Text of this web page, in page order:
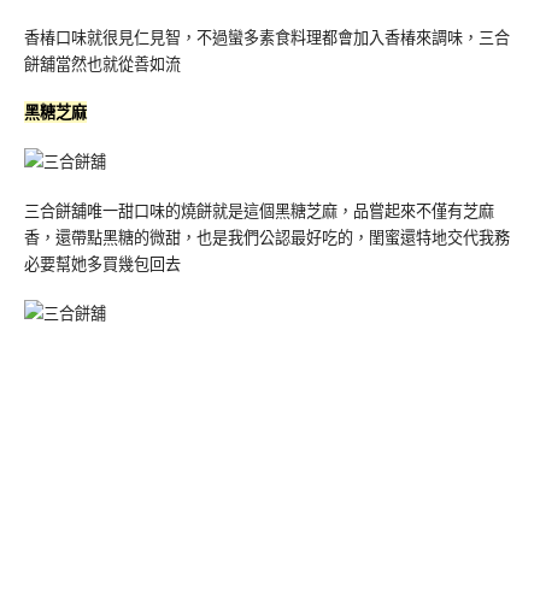
香椿口味就很見仁見智，不過蠻多素食料理都會加入香椿來調味，三合
餅舖當然也就從善如流
黑糖芝麻
三合餅舖唯一甜口味的燒餅就是這個黑糖芝麻，品嘗起來不僅有芝麻
香，還帶點黑糖的微甜，也是我們公認最好吃的，閨蜜還特地交代我務
必要幫她多買幾包回去